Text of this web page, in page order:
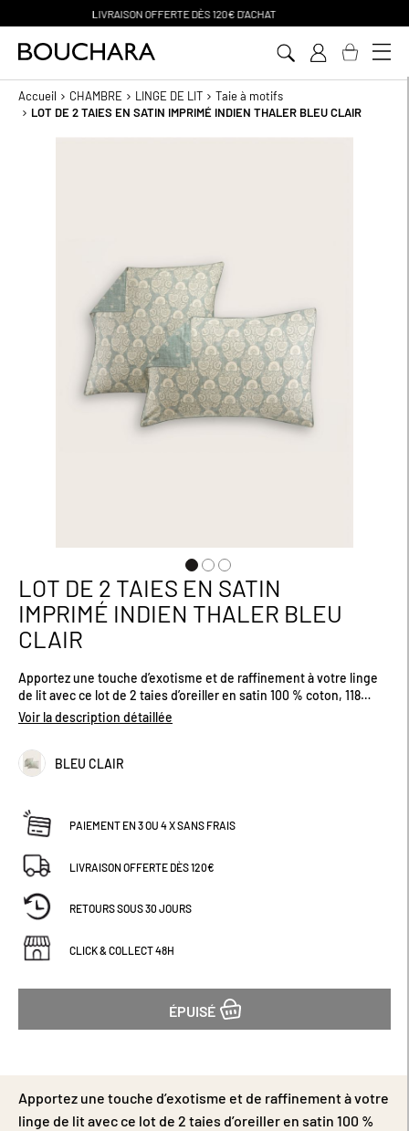
PAIEMENT EN 3 SANS FRAIS
Accueil CHAMBRE LINGE DE LIT
Taie à motifs
LOT DE 2 TAIES EN SATIN IMPRIMÉ INDIEN THALER BLEU CLAIR
Passer
au
début
de
la
d’images
LOT DE 2 TAIES EN SATIN
IMPRIMÉ INDIEN THALER BLEU
CLAIR
Apportez une touche d’exotisme et de raffinement à votre linge
de lit avec ce lot de 2 taies d’oreiller en satin 100 % coton, 118
fils/cm². Le motif floral traditionnel indien sur le devant, riche en
détails et en finesse, évoque un charme authentique, tandis que
le revers à fleurettes crée un contraste délicat et poétique. Leur
texture douce, lisse et subtilement satinée offre un confort haut
de gamme, idéal pour des nuits paisibles. La finition passepoil
soignée. Certifiées OEKO-TEX®, elles respectent votre peau et
l’environnement. À associer avec la housse de couette
coordonnée pour une parure harmonieuse et chaleureuse.
Disponibles en formats carré 63x63 cm et rectangulaire 50x70 cm.
Voir la description détaillée
BLEU CLAIR
PAIEMENT EN 3 OU 4 X SANS FRAIS
LIVRAISON OFFERTE DÈS 120€
RETOURS SOUS 30 JOURS
CLICK & COLLECT 48H
ÉPUISÉ
Apportez une touche d’exotisme et de raffinement à votre
linge de lit avec ce lot de 2 taies d’oreiller en satin 100 %